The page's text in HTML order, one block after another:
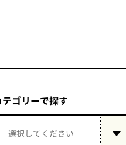
テゴリーで探す